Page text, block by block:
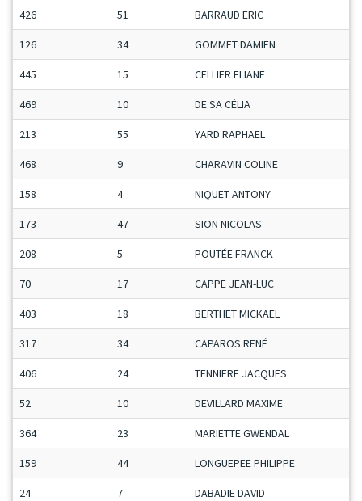
426 51 BARRAUD ERIC
126 34 GOMMET DAMIEN
445 15 CELLIER ELIANE
469 10 DE SA CÉLIA
213 55 YARD RAPHAEL
468 9 CHARAVIN COLINE
158 4 NIQUET ANTONY
173 47 SION NICOLAS
208 5 POUTÉE FRANCK
70 17 CAPPE JEAN-LUC
403 18 BERTHET MICKAEL
317 34 CAPAROS RENÉ
406 24 TENNIERE JACQUES
52 10 DEVILLARD MAXIME
364 23 MARIETTE GWENDAL
159 44 LONGUEPEE PHILIPPE
24 7 DABADIE DAVID